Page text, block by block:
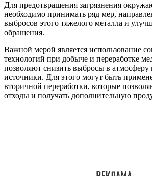
Для предотвращения загрязнения
необходимо принимать ряд мер,
выбросов этого тяжелого металла и
обращения.
Важной мерой является использование
технологий при добыче и переработке
позволяют снизить выбросы в
источники. Для этого могут быть
вторичной переработки, которые
отходы и получать дополнительную